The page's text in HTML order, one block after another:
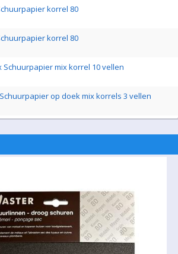
korrel 80
korrel 80
Schuurpapier mix korrel 10 vellen
op doek mix korrels 3 vellen